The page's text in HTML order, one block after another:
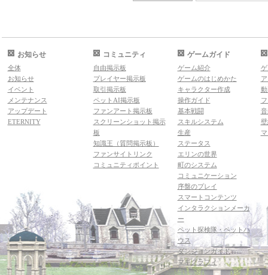
お知らせ
全体
お知らせ
イベント
メンテナンス
アップデート
ETERNITY
コミュニティ
自由掲示板
プレイヤー掲示板
取引掲示板
ペットAI掲示板
ファンアート掲示板
スクリーンショット掲示
板
知識王（質問掲示板）
ファンサイトリンク
コミュニティポイント
ゲームガイド
ゲーム紹介
ゲームのはじめかた
キャラクター作成
操作ガイド
基本戦闘
スキルシステム
生産
ステータス
エリンの世界
町のシステム
コミュニケーション
序盤のプレイ
スマートコンテンツ
インタラクションメーカ
ー
ペット探検隊・ペットハ
ウス
ダンジョンガイド
マギグラフィ